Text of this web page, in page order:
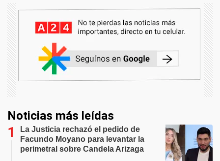
Noticias más leídas
La Justicia rechazó el pedido de
Facundo Moyano para levantar la
perimetral sobre Candela Arizaga